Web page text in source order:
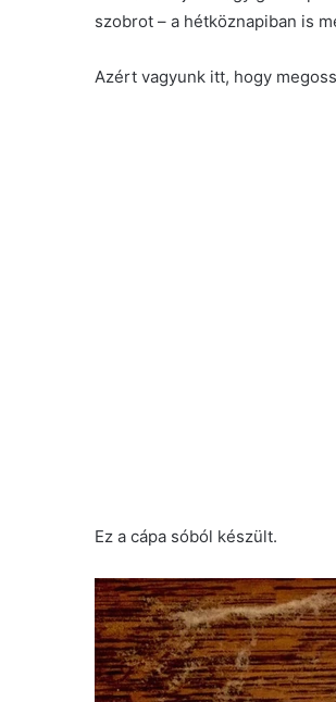
szobrot – a hétköznapiban is
Azért vagyunk itt, hogy
Ez a cápa sóból készült.